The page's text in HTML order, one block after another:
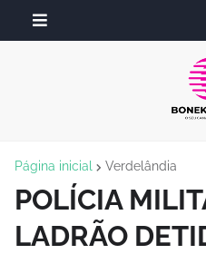
Página inicial Verdelândia
POLÍCIA
LADRÃO